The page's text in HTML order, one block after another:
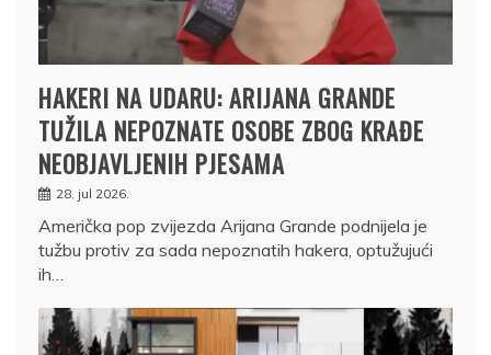
HAKERI NA UDARU: ARIJANA GRANDE
TUŽILA NEPOZNATE OSOBE ZBOG KRAĐE
NEOBJAVLJENIH PJESAMA
28. jul 2026.
Američka pop zvijezda Arijana Grande podnijela je
tužbu protiv za sada nepoznatih hakera, optužujući
ih…